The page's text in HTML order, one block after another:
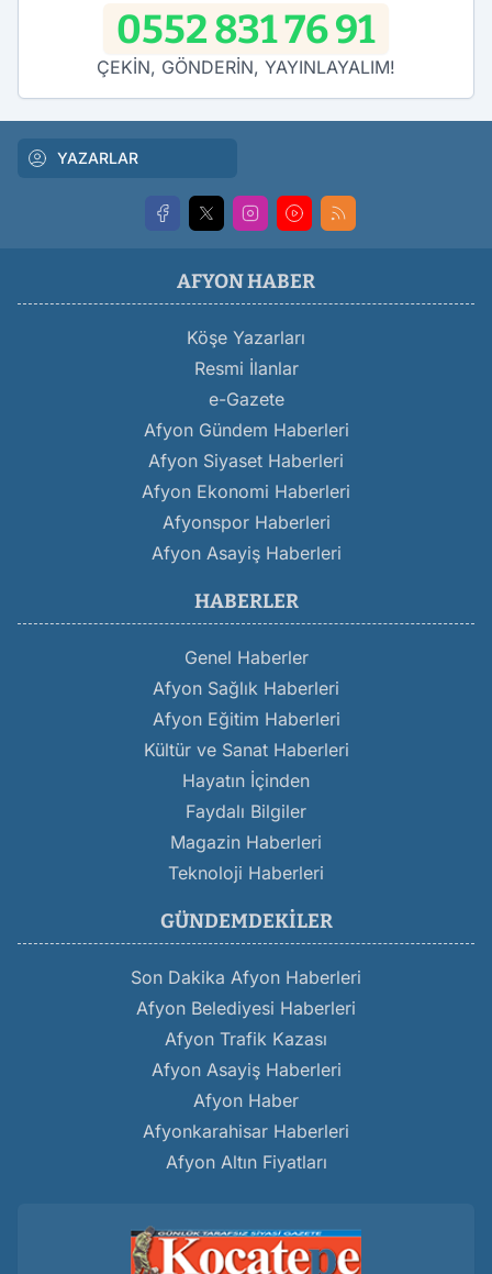
0552 831 76 91
ÇEKİN, GÖNDERİN, YAYINLAYALIM!
YAZARLAR
AFYON HABER
Köşe Yazarları
Resmi İlanlar
e-Gazete
Afyon Gündem Haberleri
Afyon Siyaset Haberleri
Afyon Ekonomi Haberleri
Afyonspor Haberleri
Afyon Asayiş Haberleri
HABERLER
Genel Haberler
Afyon Sağlık Haberleri
Afyon Eğitim Haberleri
Kültür ve Sanat Haberleri
Hayatın İçinden
Faydalı Bilgiler
Magazin Haberleri
Teknoloji Haberleri
GÜNDEMDEKILER
Son Dakika Afyon Haberleri
Afyon Belediyesi Haberleri
Afyon Trafik Kazası
Afyon Asayiş Haberleri
Afyon Haber
Afyonkarahisar Haberleri
Afyon Altın Fiyatları